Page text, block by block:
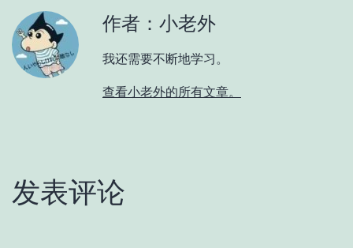
作者：小老外
我还需要不断地学习。
查看小老外的所有文章。
发表评论